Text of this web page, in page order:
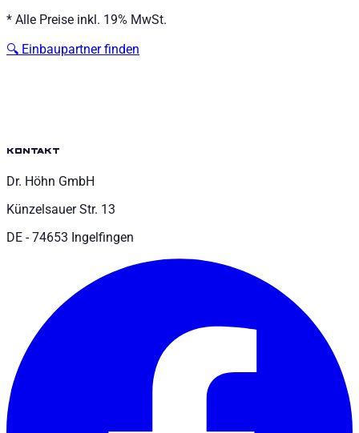
* Alle Preise inkl. 19% MwSt.
🔍 Einbaupartner finden
kontakt
Dr. Höhn GmbH
Künzelsauer Str. 13
DE - 74653 Ingelfingen